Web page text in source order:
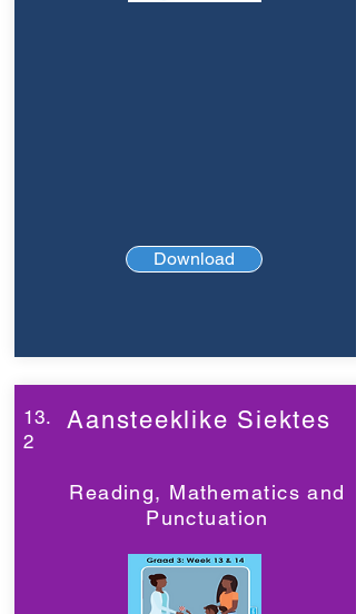
Download
13.
2
Aansteeklike Siektes
Reading, Mathematics and
Punctuation